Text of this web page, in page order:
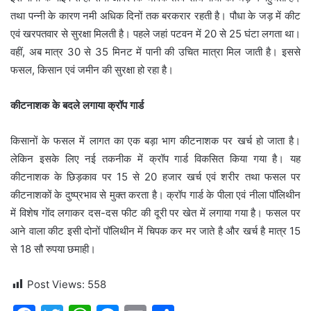
तथा पन्नी के कारण नमी अधिक दिनों तक बरकरार रहती है। पौधा के जड़ में कीट
एवं खरपतवार से सुरक्षा मिलती है। पहले जहां पटवन में 20 से 25 घंटा लगता था।
वहीं, अब मात्र 30 से 35 मिनट में पानी की उचित मात्रा मिल जाती है। इससे
फसल, किसान एवं जमीन की सुरक्षा हो रहा है।
कीटनाशक के बदले लगाया क्रॉप गार्ड
किसानों के फसल में लागत का एक बड़ा भाग कीटनाशक पर खर्च हो जाता है।
लेकिन इसके लिए नई तकनीक में क्रॉप गार्ड विकसित किया गया है। यह
कीटनाशक के छिड़काव पर 15 से 20 हजार खर्च एवं शरीर तथा फसल पर
कीटनाशकों के दुष्प्रभाव से मुक्त करता है। क्रॉप गार्ड के पीला एवं नीला पॉलिथीन
में विशेष गोंद लगाकर दस-दस फीट की दूरी पर खेत में लगाया गया है। फसल पर
आने वाला कीट इसी दोनों पॉलिथीन में चिपक कर मर जाते है और खर्च है मात्र 15
से 18 सौ रुपया छमाही।
Post Views: 558